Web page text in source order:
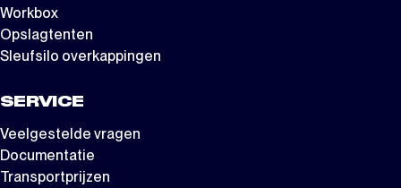
Workbox
Opslagtenten
Sleufsilo overkappingen
SERVICE
Veelgestelde vragen
Documentatie
Transportprijzen